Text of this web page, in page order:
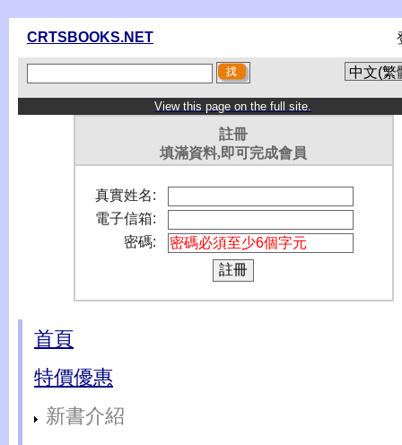
CRTSBOOKS.NET
View this page on the full site.
註冊
填滿資料,即可完成會員
真實姓名:
電子信箱:
密碼:
首頁
特價優惠
新書介紹